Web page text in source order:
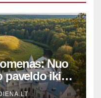
Nuo
paveldo iki